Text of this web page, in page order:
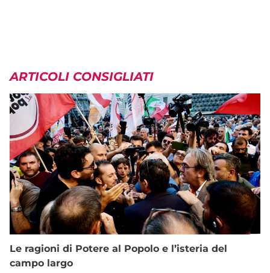
ARTICOLI CONSIGLIATI
Le ragioni di Potere al Popolo e l’isteria del
campo largo